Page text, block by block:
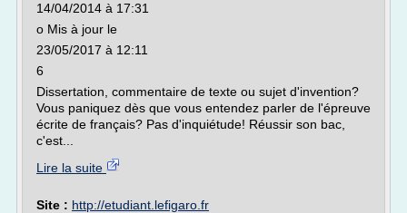
14/04/2014 à 17:31
o Mis à jour le
23/05/2017 à 12:11
6
Dissertation, commentaire de texte ou sujet d'invention?
Vous paniquez dès que vous entendez parler de l'épreuve
écrite de français? Pas d'inquiétude! Réussir son bac,
c'est...
Lire la suite
Site : http://etudiant.lefigaro.fr